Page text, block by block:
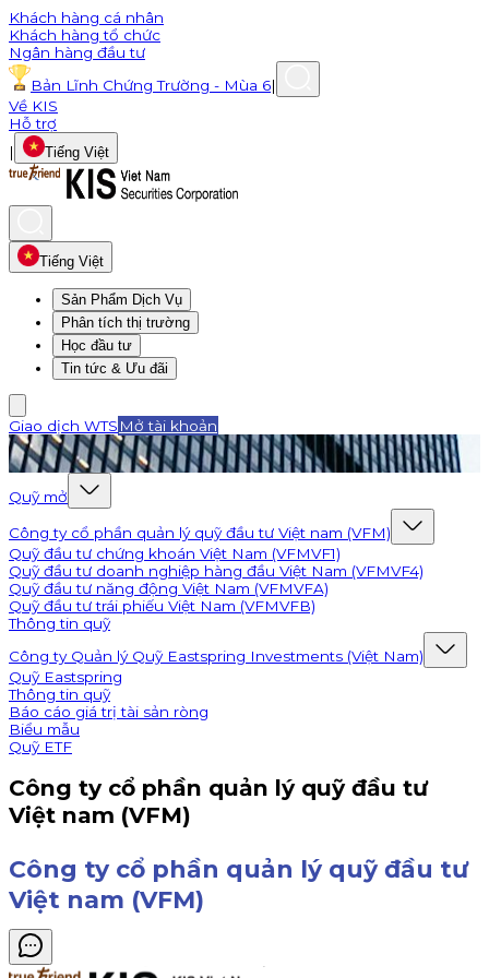
Khách hàng cá nhân
Khách hàng tổ chức
Ngân hàng đầu tư
Bản Lĩnh Chứng Trường - Mùa 6|
Về KIS
Hỗ trợ
|
Tiếng Việt
Tiếng Việt
Sản Phẩm Dịch Vụ
Phân tích thị trường
Học đầu tư
Tin tức & Ưu đãi
Giao dịch WTS Mở tài khoản
Quỹ mở
Công ty cổ phần quản lý quỹ đầu tư Việt nam (VFM)
Quỹ đầu tư chứng khoán Việt Nam (VFMVF1)
Quỹ đầu tư doanh nghiệp hàng đầu Việt Nam (VFMVF4)
Quỹ đầu tư năng động Việt Nam (VFMVFA)
Quỹ đầu tư trái phiếu Việt Nam (VFMVFB)
Thông tin quỹ
Công ty Quản lý Quỹ Eastspring Investments (Việt Nam)
Quỹ Eastspring
Thông tin quỹ
Báo cáo giá trị tài sản ròng
Biểu mẫu
Quỹ ETF
Công ty cổ phần quản lý quỹ đầu tư
Việt nam (VFM)
Công ty cổ phần quản lý quỹ đầu tư
Việt nam (VFM)